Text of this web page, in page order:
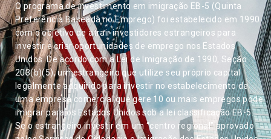
O programa de investimento em imigração EB-5 (Quinta
Preferência Baseada no Emprego) foi estabelecido em 1990
com o objetivo de atrair investidores estrangeiros para
investir e criar oportunidades de emprego nos Estados
Unidos. De acordo com a Lei de Imigração de 1990, Seção
203(b)(5), um estrangeiro que utilize seu próprio capital
legalmente adquirido para investir no estabelecimento de
uma empresa comercial que gere 10 ou mais empregos pode
imigrar para os Estados Unidos sob a lei classificação EB-5.
Se o estrangeiro investir em um “centro regional” aprovado